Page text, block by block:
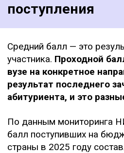
поступления
Средний балл — это
участника. Проходной
вузе на конкретное
результат последнего
абитуриента, и это
По данным мониторинга
балл поступивших на
страны в 2025 году